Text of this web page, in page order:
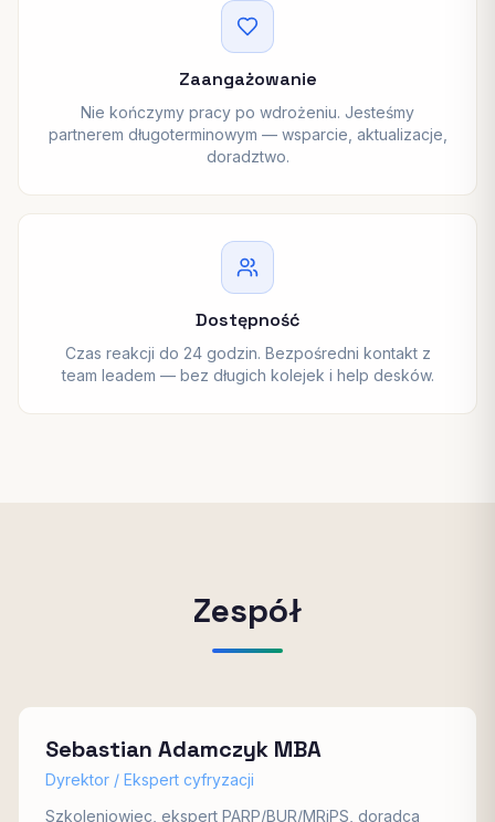
Zaangażowanie
Nie kończymy pracy po wdrożeniu. Jesteśmy
partnerem długoterminowym — wsparcie, aktualizacje,
doradztwo.
Dostępność
Czas reakcji do 24 godzin. Bezpośredni kontakt z
team leadem — bez długich kolejek i help desków.
Zespół
Sebastian Adamczyk MBA
Dyrektor / Ekspert cyfryzacji
Szkoleniowiec, ekspert PARP/BUR/MRiPS, doradca